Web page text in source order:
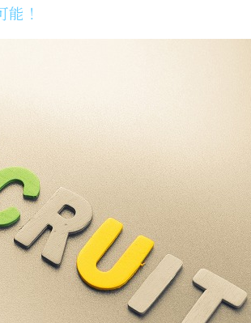
！